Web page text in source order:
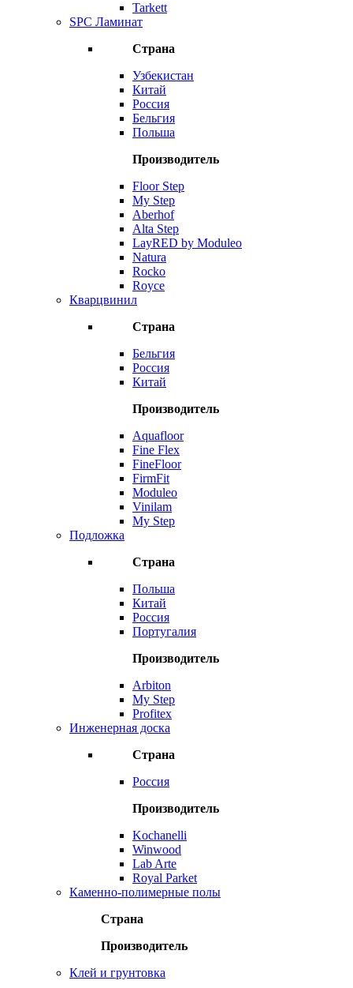
Tarkett
SPC Ламинат
Страна
Узбекистан
Китай
Россия
Бельгия
Польша
Производитель
Floor Step
My Step
Aberhof
Alta Step
LayRED by Moduleo
Natura
Rocko
Royce
Кварцвинил
Страна
Бельгия
Россия
Китай
Производитель
Aquafloor
Fine Flex
FineFloor
FirmFit
Moduleo
Vinilam
My Step
Подложка
Страна
Польша
Китай
Россия
Португалия
Производитель
Arbiton
My Step
Profitex
Инженерная доска
Страна
Россия
Производитель
Kochanelli
Winwood
Lab Arte
Royal Parket
Каменно-полимерные полы
Страна
Производитель
Клей и грунтовка